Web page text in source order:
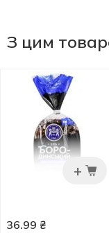
З цим
+
36.99 ₴